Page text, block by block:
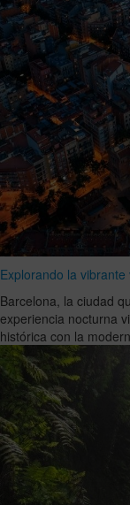
Explorando la
Barcelona, la ciudad
experiencia nocturna
histórica con la